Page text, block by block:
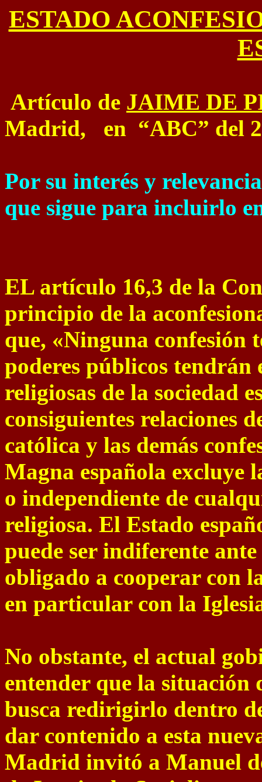
ESTADO
Artículo de JAIME DE
Madrid, en “ABC” del
Por su interés y
que sigue para incluirlo
EL artículo 16,3 de la
principio de la
que, «Ninguna confesión
poderes públicos tendrán
religiosas de la sociedad
consiguientes relaciones
católica y las demás
Magna española excluye
o independiente de
religiosa. El Estado
puede ser indiferente
obligado a cooperar con
en particular con la
No obstante, el actual
entender que la situación
busca redirigirlo dentro
dar contenido a esta
Madrid invitó a Manuel